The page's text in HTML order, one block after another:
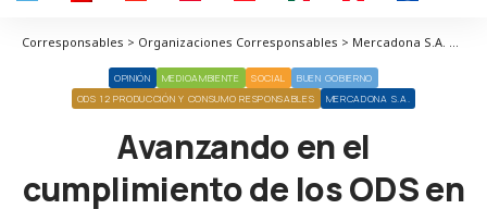
Corresponsables > Organizaciones Corresponsables > Mercadona S.A. > Avanzando en el cumplimiento de los ODS en el sector de alimentación
OPINIÓN MEDIOAMBIENTE SOCIAL
BUEN GOBIERNO
ODS 12 PRODUCCIÓN Y CONSUMO RESPONSABLES
MERCADONA S.A.
Avanzando en el
cumplimiento de los ODS en